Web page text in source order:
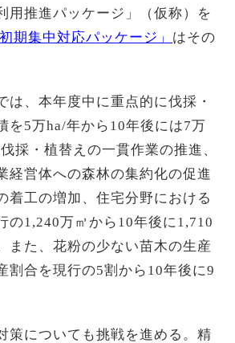
用推進パッケージ」（仮称）を
期集中対応パッケージ」 はその
、本年度中に重点的に伐採・
を5万ha/年から10年後には7万
採・植替えの一貫作業の推進、
経営体への森林の集約化の促進
着工の増加、住宅分野における
の1,240万㎥から10年後に1,710
また、花粉の少ない苗木の生産
割合を現行の5割から10年後に9
策についても挑戦を進める。精